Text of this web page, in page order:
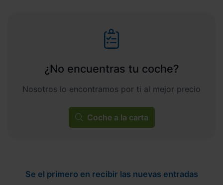
¿No encuentras tu coche?
Nosotros lo encontramos por ti al mejor precio
Coche a la carta
Se el primero en recibir las nuevas entradas